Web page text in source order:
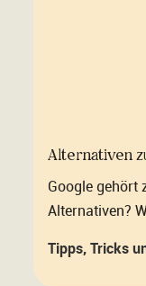
Alternativen
Google gehört
Alternativen?
Tipps, Tricks